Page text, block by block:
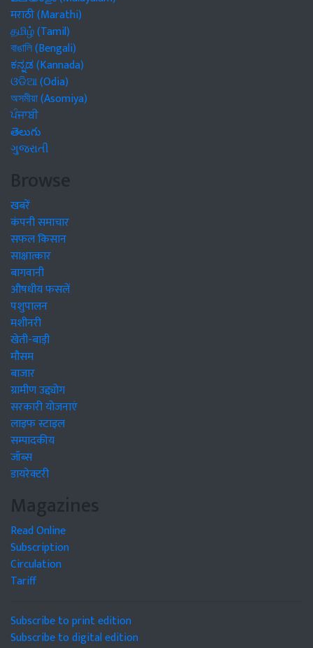
मराठी (Marathi)
தமிழ் (Tamil)
বাঙালি (Bengali)
ಕನ್ನಡ (Kannada)
ଓଡିଆ (Odia)
অসমীয়া (Asomiya)
ਪੰਜਾਬੀ
తెలుగు
ગુજરાતી
Browse
खबरें
कंपनी समाचार
सफल किसान
साक्षात्कार
बागवानी
औषधीय फसलें
पशुपालन
मशीनरी
खेती-बाड़ी
मौसम
बाजार
ग्रामीण उद्द्योग
सरकारी योजनाएं
लाइफ स्टाइल
सम्पादकीय
जॉब्स
डायरेक्टरी
Magazines
Read Online
Subscription
Circulation
Tariff
Subscribe to print edition
Subscribe to digital edition